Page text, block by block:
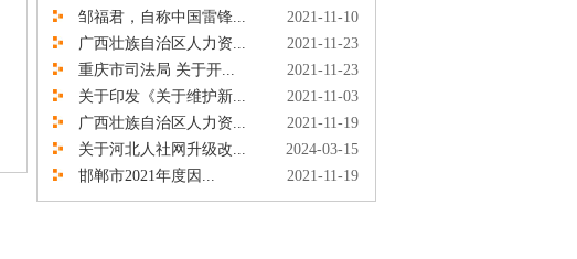
邹福君，自称中国雷锋...
2021-11-10
广西壮族自治区人力资...
2021-11-23
重庆市司法局 关于开...
2021-11-23
关于印发《关于维护新...
2021-11-03
广西壮族自治区人力资...
2021-11-19
关于河北人社网升级改...
2024-03-15
邯郸市2021年度因...
2021-11-19